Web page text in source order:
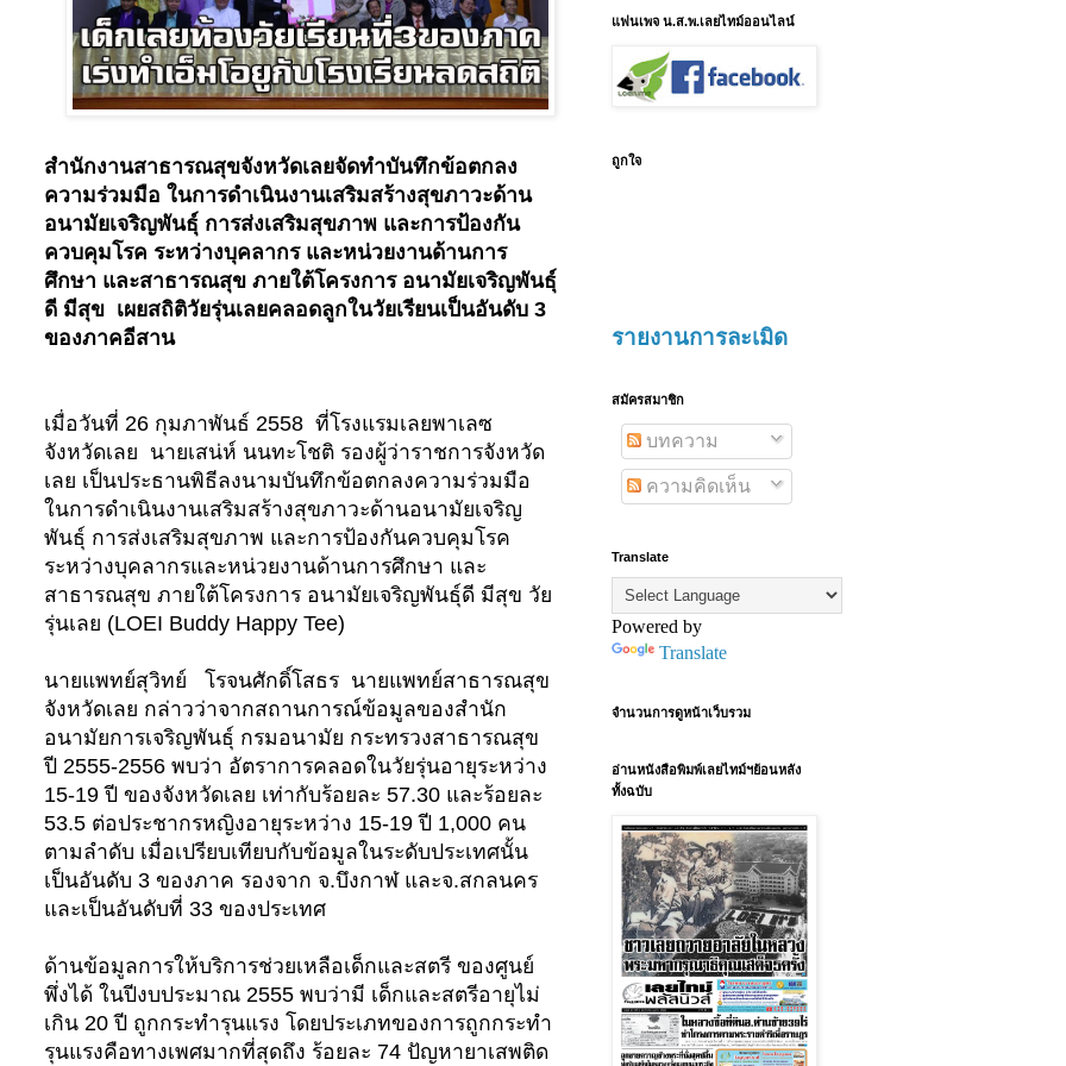
สำนักงานสาธารณสุขจังหวัดเลยจัดทำบันทึกข้อตกลง
ความร่วมมือ ในการดำเนินงานเสริมสร้างสุขภาวะด้าน
อนามัยเจริญพันธุ์ การส่งเสริมสุขภาพ และการป้องกัน
ควบคุมโรค ระหว่างบุคลากร และหน่วยงานด้านการ
ศึกษา และสาธารณสุข ภายใต้โครงการ อนามัยเจริญพันธุ์
ดี มีสุข เผยสถิติวัยรุ่นเลยคลอดลูกในวัยเรียนเป็นอันดับ 3
ของภาคอีสาน
เมื่อวันที่ 26 กุมภาพันธ์ 2558 ที่โรงแรมเลยพาเลซ
จังหวัดเลย นายเสน่ห์ นนทะโชติ รองผู้ว่าราชการจังหวัด
เลย เป็นประธานพิธีลงนามบันทึกข้อตกลงความร่วมมือ
ในการดำเนินงานเสริมสร้างสุขภาวะด้านอนามัยเจริญ
พันธุ์ การส่งเสริมสุขภาพ และการป้องกันควบคุมโรค
ระหว่างบุคลากรและหน่วยงานด้านการศึกษา และ
สาธารณสุข ภายใต้โครงการ อนามัยเจริญพันธุ์ดี มีสุข วัย
รุ่นเลย (LOEI Buddy Happy Tee)
นายแพทย์สุวิทย์ โรจนศักดิ์โสธร นายแพทย์สาธารณสุข
จังหวัดเลย กล่าวว่าจากสถานการณ์ข้อมูลของสำนัก
อนามัยการเจริญพันธุ์ กรมอนามัย กระทรวงสาธารณสุข
ปี 2555-2556 พบว่า อัตราการคลอดในวัยรุ่นอายุระหว่าง
15-19 ปี ของจังหวัดเลย เท่ากับร้อยละ 57.30 และร้อยละ
53.5 ต่อประชากรหญิงอายุระหว่าง 15-19 ปี 1,000 คน
ตามลำดับ เมื่อเปรียบเทียบกับข้อมูลในระดับประเทศนั้น
เป็นอันดับ 3 ของภาค รองจาก จ.บึงกาฬ และจ.สกลนคร
และเป็นอันดับที่ 33 ของประเทศ
ด้านข้อมูลการให้บริการช่วยเหลือเด็กและสตรี ของศูนย์
พึ่งได้ ในปีงบประมาณ 2555 พบว่ามี เด็กและสตรีอายุไม่
เกิน 20 ปี ถูกกระทำรุนแรง โดยประเภทของการถูกกระทำ
รุนแรงคือทางเพศมากที่สุดถึง ร้อยละ 74 ปัญหายาเสพติด
แฟนเพจ น.ส.พ.เลยไทม์ออนไลน์
ถูกใจ
รายงานการละเมิด
สมัครสมาชิก
บทความ
ความคิดเห็น
Translate
Powered by
Translate
จำนวนการดูหน้าเว็บรวม
อ่านหนังสือพิมพ์เลยไทม์ฯย้อนหลัง
ทั้งฉบับ